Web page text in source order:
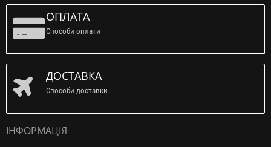
ОПЛАТА
Способи оплати
ДОСТАВКА
Способи доставки
ІНФОРМАЦІЯ